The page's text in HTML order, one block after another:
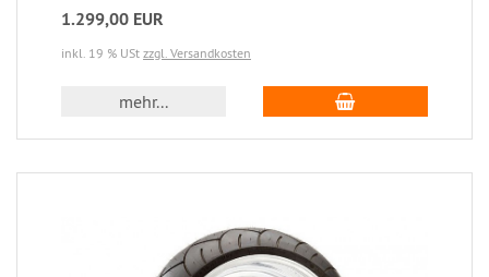
1.299,00 EUR
inkl. 19 % USt zzgl. Versandkosten
mehr...